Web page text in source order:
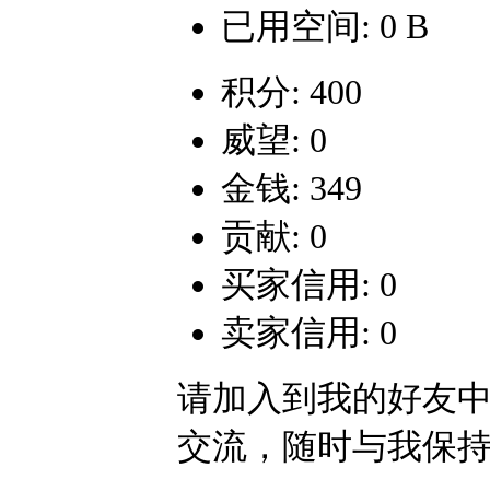
已用空间: 0 B
积分: 400
威望: 0
金钱: 349
贡献: 0
买家信用: 0
卖家信用: 0
请加入到我的好友
交流，随时与我保